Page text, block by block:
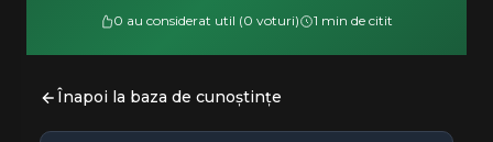
0 au considerat util (0 voturi) 1 min de citit
Înapoi la baza de cunoștințe